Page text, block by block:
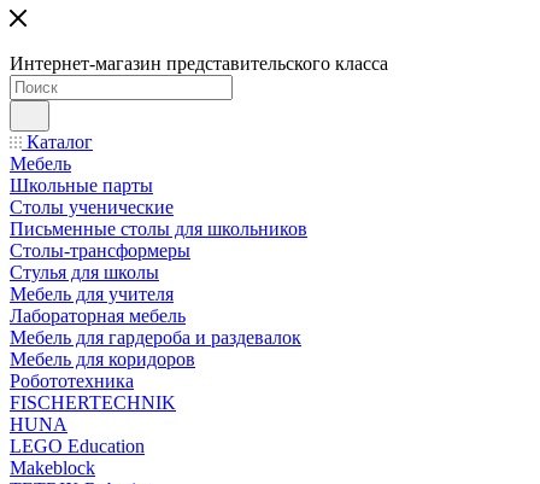
Интернет-магазин представительского класса
Каталог
Мебель
Школьные парты
Столы ученические
Письменные столы для школьников
Столы-трансформеры
Стулья для школы
Мебель для учителя
Лабораторная мебель
Мебель для гардероба и раздевалок
Мебель для коридоров
Робототехника
FISCHERTECHNIK
HUNA
LEGO Education
Makeblock